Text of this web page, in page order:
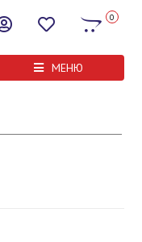
0
МЕНЮ